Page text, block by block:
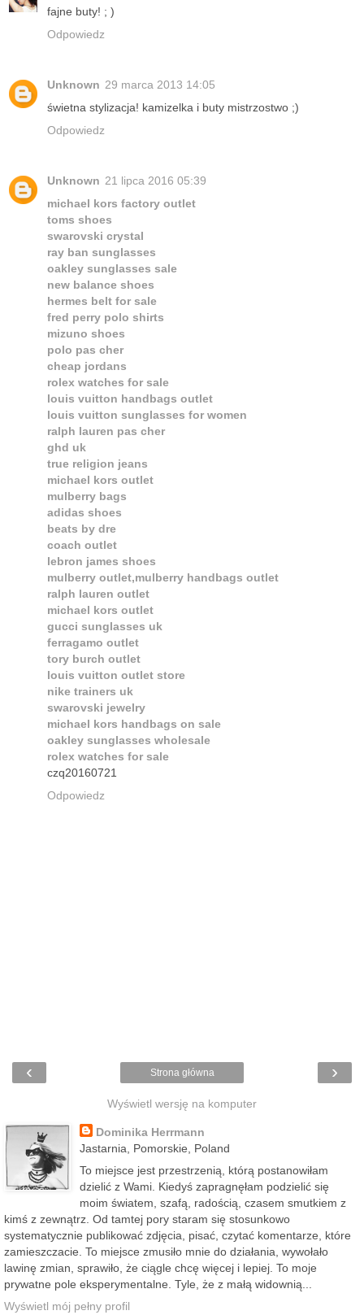
fajne buty! ; )
Odpowiedz
Unknown 29 marca 2013 14:05
świetna stylizacja! kamizelka i buty mistrzostwo ;)
Odpowiedz
Unknown 21 lipca 2016 05:39
michael kors factory outlet
toms shoes
swarovski crystal
ray ban sunglasses
oakley sunglasses sale
new balance shoes
hermes belt for sale
fred perry polo shirts
mizuno shoes
polo pas cher
cheap jordans
rolex watches for sale
louis vuitton handbags outlet
louis vuitton sunglasses for women
ralph lauren pas cher
ghd uk
true religion jeans
michael kors outlet
mulberry bags
adidas shoes
beats by dre
coach outlet
lebron james shoes
mulberry outlet,mulberry handbags outlet
ralph lauren outlet
michael kors outlet
gucci sunglasses uk
ferragamo outlet
tory burch outlet
louis vuitton outlet store
nike trainers uk
swarovski jewelry
michael kors handbags on sale
oakley sunglasses wholesale
rolex watches for sale
czq20160721
Odpowiedz
‹ ›
Strona główna
Wyświetl wersję na komputer
Dominika Herrmann
Jastarnia, Pomorskie, Poland
To miejsce jest przestrzenią, którą postanowiłam
dzielić z Wami. Kiedyś zapragnęłam podzielić się
moim światem, szafą, radością, czasem smutkiem z
kimś z zewnątrz. Od tamtej pory staram się stosunkowo
systematycznie publikować zdjęcia, pisać, czytać komentarze, które
zamieszczacie. To miejsce zmusiło mnie do działania, wywołało
lawinę zmian, sprawiło, że ciągle chcę więcej i lepiej. To moje
prywatne pole eksperymentalne. Tyle, że z małą widownią...
Wyświetl mój pełny profil